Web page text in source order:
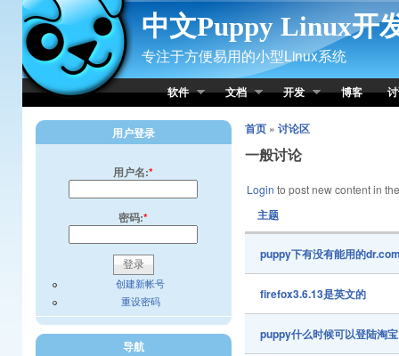
Skip to Content
中文Puppy Linux开
专注于方便易用的小型Linux系统
软件 文档 开发 博客
首页» 讨论区
一般讨论
Login to post new content in
主题
puppy下有没有能用的
firefox3.6.13是英文的
puppy什么时候可以登陆淘
用户登录
用户名:*
密码:*
创建新帐号
重设密码
导航